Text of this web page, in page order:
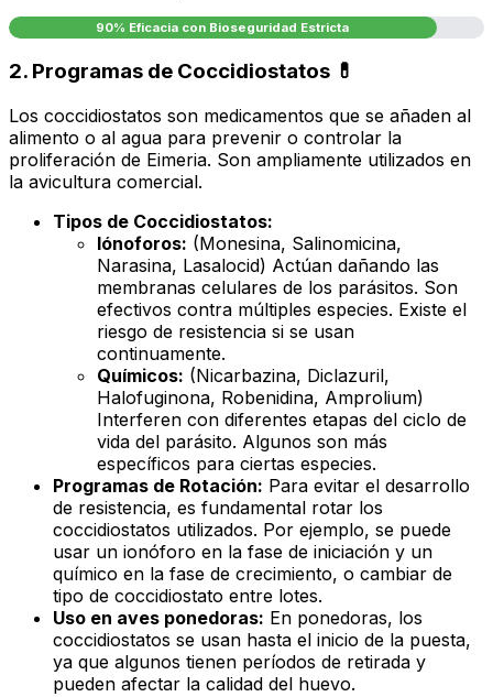
90% Eficacia con Bioseguridad Estricta
2. Programas de Coccidiostatos 💊
Los coccidiostatos son medicamentos que se añaden al
alimento o al agua para prevenir o controlar la
proliferación de Eimeria. Son ampliamente utilizados en
la avicultura comercial.
Tipos de Coccidiostatos:
Iónoforos: (Monesina, Salinomicina,
Narasina, Lasalocid) Actúan dañando las
membranas celulares de los parásitos. Son
efectivos contra múltiples especies. Existe el
riesgo de resistencia si se usan
continuamente.
Químicos: (Nicarbazina, Diclazuril,
Halofuginona, Robenidina, Amprolium)
Interferen con diferentes etapas del ciclo de
vida del parásito. Algunos son más
específicos para ciertas especies.
Programas de Rotación: Para evitar el desarrollo
de resistencia, es fundamental rotar los
coccidiostatos utilizados. Por ejemplo, se puede
usar un ionóforo en la fase de iniciación y un
químico en la fase de crecimiento, o cambiar de
tipo de coccidiostato entre lotes.
Uso en aves ponedoras: En ponedoras, los
coccidiostatos se usan hasta el inicio de la puesta,
ya que algunos tienen períodos de retirada y
pueden afectar la calidad del huevo.